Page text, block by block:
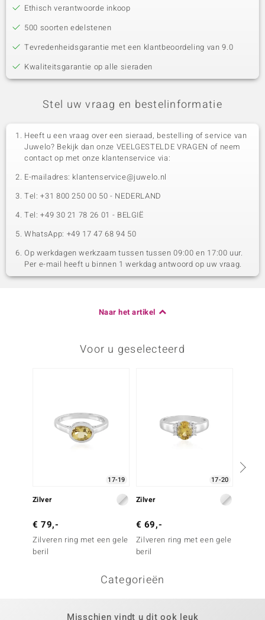
Ethisch verantwoorde inkoop
500 soorten edelstenen
Tevredenheidsgarantie met een klantbeoordeling van 9.0
Kwaliteitsgarantie op alle sieraden
Stel uw vraag en bestelinformatie
Heeft u een vraag over een sieraad, bestelling of service van
Juwelo? Bekijk dan onze VEELGESTELDE VRAGEN of neem
contact op met onze klantenservice via:
E-mailadres: klantenservice@juwelo.nl
Tel: +31 800 250 00 50 - NEDERLAND
Tel: +49 30 21 78 26 01 - BELGIË
WhatsApp: +49 17 47 68 94 50
Op werkdagen werkzaam tussen tussen 09:00 en 17:00 uur.
Per e-mail heeft u binnen 1 werkdag antwoord op uw vraag.
Naar het artikel
Voor u geselecteerd
17-19
Zilver
€ 79,-
Zilveren ring met een gele
beril
17-20
Zilver
€ 69,-
Zilveren ring met een gele
beril
Categorieën
Misschien vindt u dit ook leuk